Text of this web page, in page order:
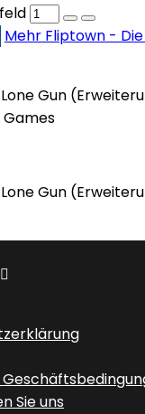
Mehr Fliptown -

Sie uns